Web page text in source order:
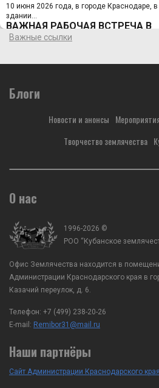
10 июня 2026 года, в городе Краснодаре, в
здании...
ВАЖНАЯ РАБОЧАЯ ВСТРЕЧА В
КРАСНОДАРЕ
Заместителя Губернатора Краснодарского
края по вопросам казачества, спорта и
атамана Кубанского казачьего войска А.А.
Важные ссылки
Блоги
Новости и анонсы
Творчество землячества
О нас
1996-2026 ©
РОО “Кубанское
Офис Землячества находится в
Администрации Краснодарского края в
Казачий переулок, д. 6.
Телефон: +7 (499) 238-20-26
E-mail: Remibor31@mail.ru
Наши партнёры
Сайт Администрации Краснодарского края